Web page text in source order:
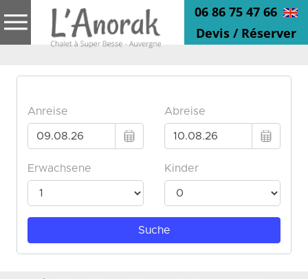
06 86 75 47 66
Devis / Réserver